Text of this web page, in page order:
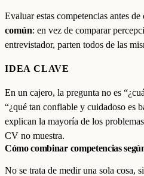
Evaluar estas competencias antes de
común: en vez de comparar
entrevistador, parten todos de las
IDEA CLAVE
En un cajero, la pregunta no es
“¿qué tan confiable y cuidadoso es
explican la mayoría de los
CV no muestra.
Cómo combinar competencias
No se trata de medir una sola cosa,